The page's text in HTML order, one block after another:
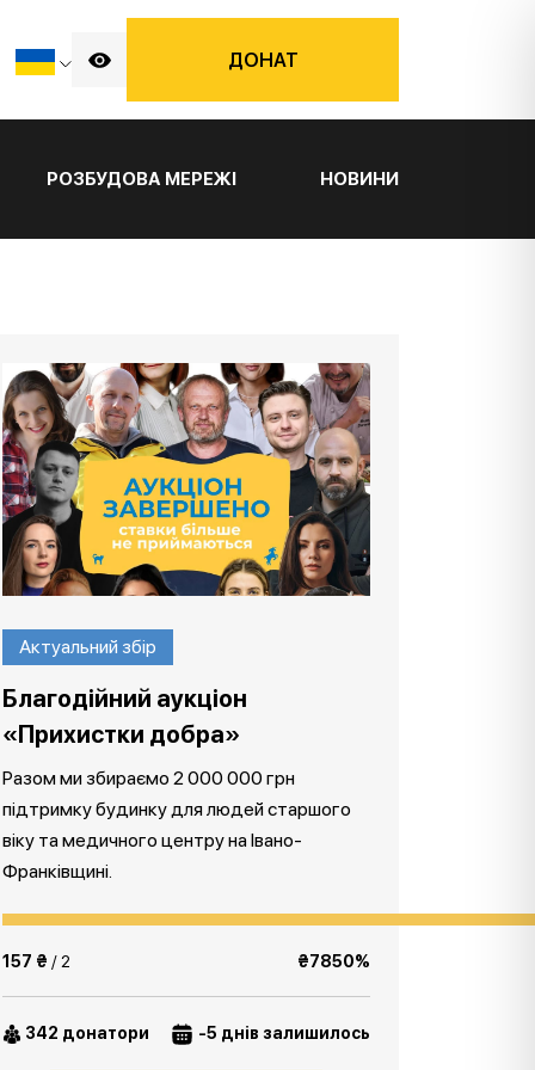
ДОНАТ
РОЗБУДОВА МЕРЕЖІ НОВИНИ
Актуальний збір
Благодійний аукціон
«Прихистки добра»
Разом ми збираємо 2 000 000 грн
підтримку будинку для людей старшого
віку та медичного центру на Івано-
Франківщині.
157 ₴ / 2 ₴7850%
342 донатори -5 днів залишилось